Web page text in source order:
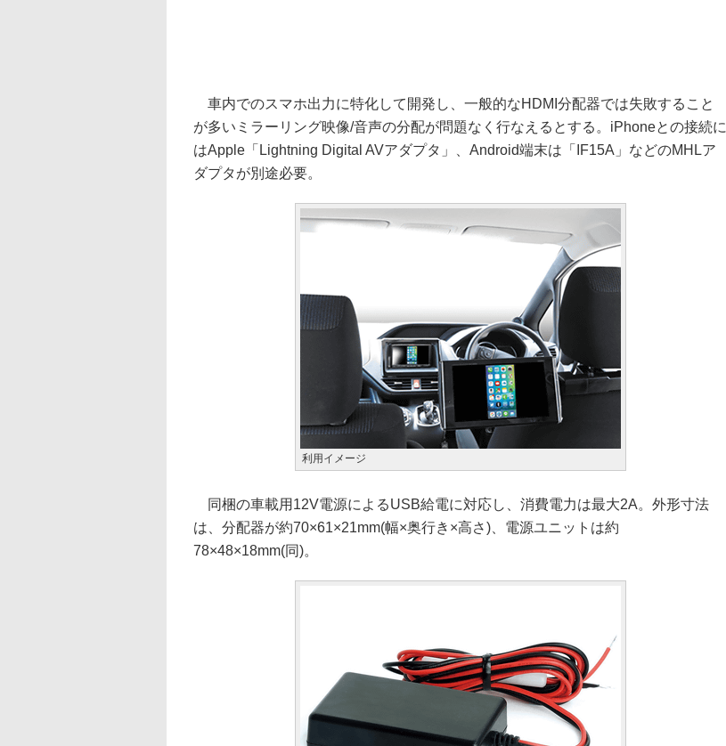
車内でのスマホ出力に特化して開発し、一般的なHDMI分配器では失敗すること
が多いミラーリング映像/音声の分配が問題なく行なえるとする。iPhoneとの接続に
はApple「Lightning Digital AVアダプタ」、Android端末は「IF15A」などのMHLア
ダプタが別途必要。
利用イメージ
同梱の車載用12V電源によるUSB給電に対応し、消費電力は最大2A。外形寸法
は、分配器が約70×61×21mm(幅×奥行き×高さ)、電源ユニットは約
78×48×18mm(同)。